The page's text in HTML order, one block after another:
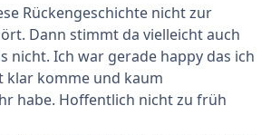
Rückengeschichte nicht zur
Dann stimmt da vielleicht auch
nicht. Ich war gerade happy das ich
klar komme und kaum
habe. Hoffentlich nicht zu früh